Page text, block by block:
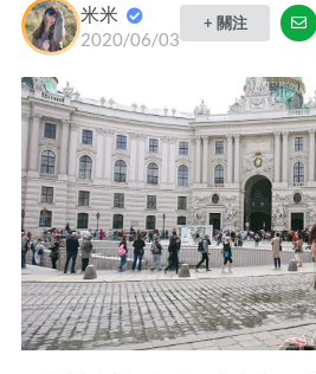
米米
2020/06/03
+ 關注